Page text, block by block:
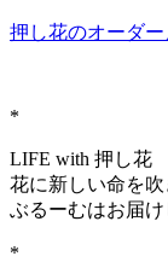
押し花のオーダ
*
LIFE with 押し花
花に新しい命を
ぶるーむはお届け
*